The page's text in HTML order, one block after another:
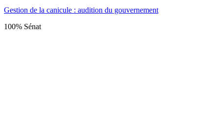
Gestion de la canicule : audition du gouvernement
100% Sénat